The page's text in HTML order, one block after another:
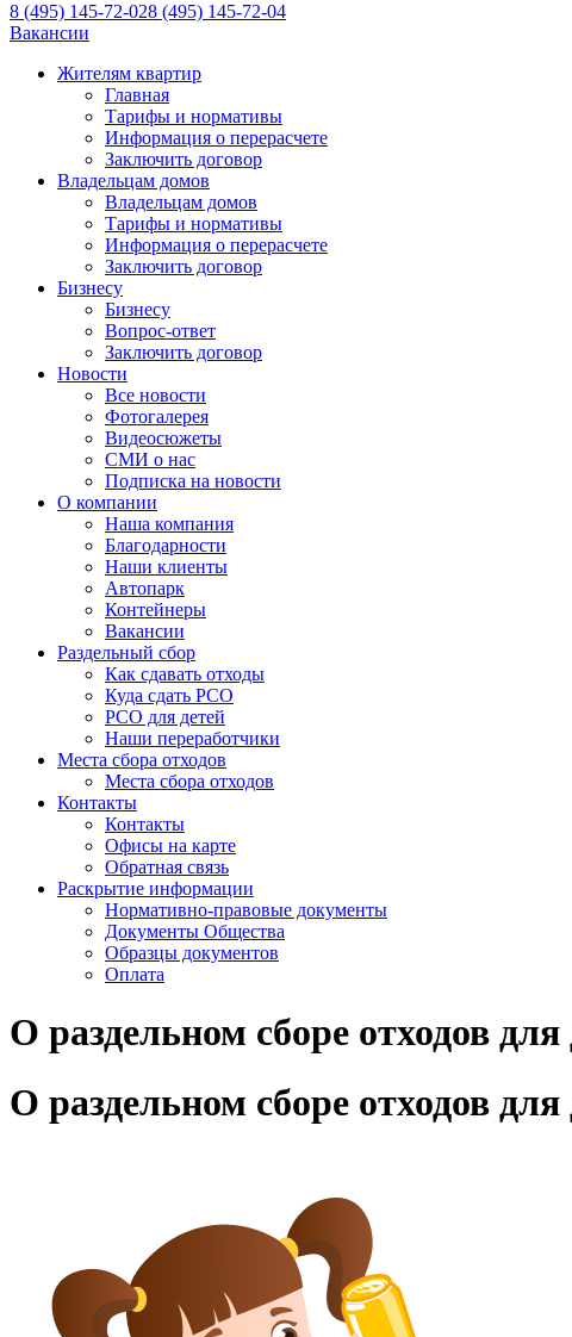
8 (495) 145-72-028 (495) 145-72-04
Вакансии
Жителям квартир
Главная
Тарифы и нормативы
Информация о перерасчете
Заключить договор
Владельцам домов
Владельцам домов
Тарифы и нормативы
Информация о перерасчете
Заключить договор
Бизнесу
Бизнесу
Вопрос-ответ
Заключить договор
Новости
Все новости
Фотогалерея
Видеосюжеты
СМИ о нас
Подписка на новости
О компании
Наша компания
Благодарности
Наши клиенты
Автопарк
Контейнеры
Вакансии
Раздельный сбор
Как сдавать отходы
Куда сдать РСО
РСО для детей
Наши переработчики
Места сбора отходов
Места сбора отходов
Контакты
Контакты
Офисы на карте
Обратная связь
Раскрытие информации
Нормативно-правовые документы
Документы Общества
Образцы документов
Оплата
О раздельном сборе отходов для
О раздельном сборе отходов для